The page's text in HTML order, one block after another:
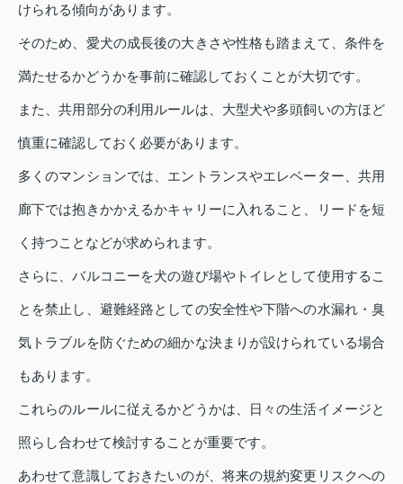
けられる傾向があります。
そのため、愛犬の成長後の大きさや性格も踏まえて、条件を
満たせるかどうかを事前に確認しておくことが大切です。
また、共用部分の利用ルールは、大型犬や多頭飼いの方ほど
慎重に確認しておく必要があります。
多くのマンションでは、エントランスやエレベーター、共用
廊下では抱きかかえるかキャリーに入れること、リードを短
く持つことなどが求められます。
さらに、バルコニーを犬の遊び場やトイレとして使用するこ
とを禁止し、避難経路としての安全性や下階への水漏れ・臭
気トラブルを防ぐための細かな決まりが設けられている場合
もあります。
これらのルールに従えるかどうかは、日々の生活イメージと
照らし合わせて検討することが重要です。
あわせて意識しておきたいのが、将来の規約変更リスクへの